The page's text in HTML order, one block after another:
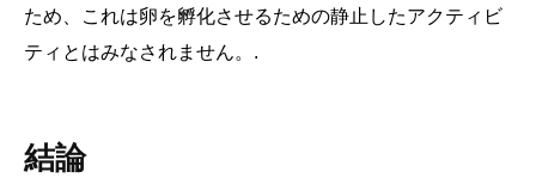
ため、これは卵を孵化させるための静止したアクティビ
ティとはみなされません。.
結論